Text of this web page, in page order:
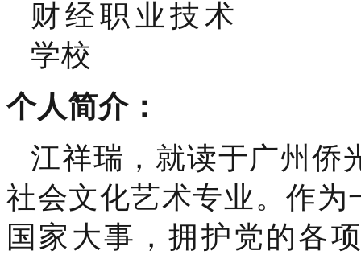
个人简介：
江祥瑞，就读于广州侨
社会文化艺术专业。作为
国家大事，拥护党的各